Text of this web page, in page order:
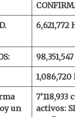
6,621,772
98,351,547
1,086,720
un
7’118,933
activos: